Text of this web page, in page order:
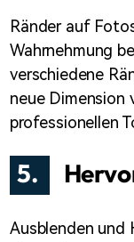
Ränder auf
Wahrnehmung
verschiedene
neue Dimension
professionellen
5.
Ausblenden und